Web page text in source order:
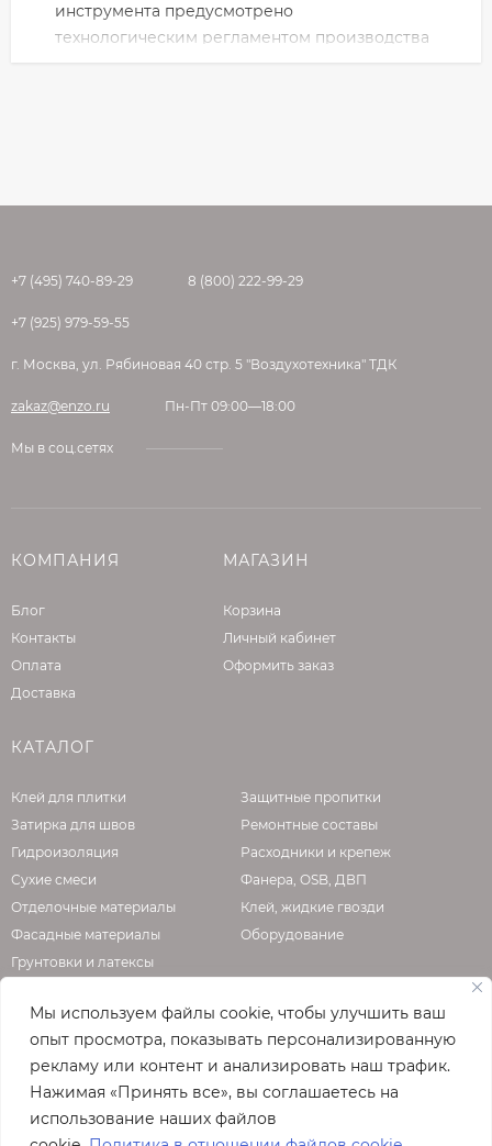
Мы используем файлы cookie, чтобы улучшить ваш
опыт просмотра, показывать персонализированную
рекламу или контент и анализировать наш трафик.
Нажимая «Принять все», вы соглашаетесь на
использование наших файлов
инструмента предусмотрено
технологическим регламентом производства
+7 (495) 740-89-29 8 (800) 222-99-29
+7 (925) 979-59-55
г. Москва, ул. Рябиновая 40 стр. 5 "Воздухотехника" ТДК
zakaz@enzo.ru Пн-Пт 09:00—18:00
Мы в соц.сетях
КОМПАНИЯ
Блог
Контакты
Оплата
Доставка
МАГАЗИН
Корзина
Личный кабинет
Оформить заказ
КАТАЛОГ
Клей для плитки
Затирка для швов
Гидроизоляция
Сухие смеси
Отделочные материалы
Фасадные материалы
Грунтовки и латексы
Защитные пропитки
Ремонтные составы
Расходники и крепеж
Фанера, OSB, ДВП
Клей, жидкие гвозди
Оборудование
О КОМПАНИИ
Официальная страница сайта
enzo.ru